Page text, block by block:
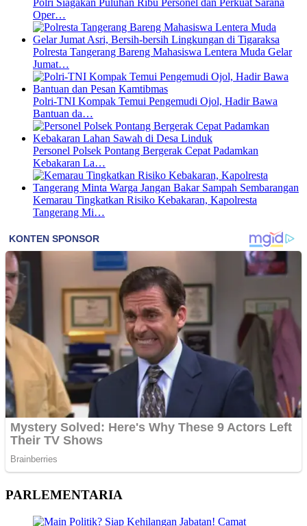
Polri Siagakan Puluhan Ribu Personel dan Perkuat Sarana
Oper…
Polresta Tangerang Bareng Mahasiswa Lentera Muda Gelar
Jumat…
Polri-TNI Kompak Temui Pengemudi Ojol, Hadir Bawa
Bantuan da…
Personel Polsek Pontang Bergerak Cepat Padamkan
Kebakaran La…
Kemarau Tingkatkan Risiko Kebakaran, Kapolresta
Tangerang Mi…
PARLEMENTARIA